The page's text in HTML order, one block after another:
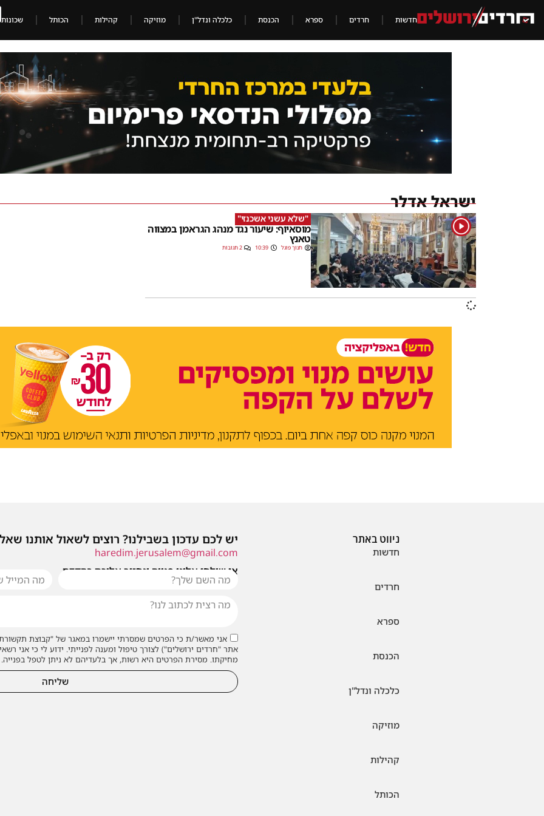
חדשות חרדים ספרא הכנסת כלכלה ונדל"ן מוזיקה קהילות הכותל שכונות
ישראל אדלר
1 "שלא עשני אשכנזי"
מוסאיוף: שיעור נגד מנהג הגראמן במצווה
טאנץ
חנוך פוגל 10:39 2 תגובות
ניווט באתר
חדשות
חרדים
ספרא
הכנסת
כלכלה ונדל"ן
מוזיקה
קהילות
הכותל
יש לכם עדכון בשבילנו? רוצים לשאול אותנו
haredim.jerusalem@gmail.com
או שילחו אלינו פנייה ונחזור אליכם בהקדם
אני מאשר/ת כי הפרטים שמסרתי יישמרו במאגר של "קבוצת
אתר "חרדים ירושלים") לצורך טיפול ומענה לפנייתי. ידוע לי כי אני
מחיקתו. מסירת הפרטים היא רשות, אך בלעדיהם לא ניתן לטפל
שליחה